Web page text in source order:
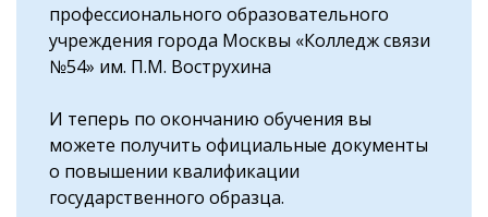
профессионального образовательного
учреждения города Москвы «Колледж связи
№54» им. П.М. Вострухина
И теперь по окончанию обучения вы
можете получить официальные документы
о повышении квалификации
государственного образца.